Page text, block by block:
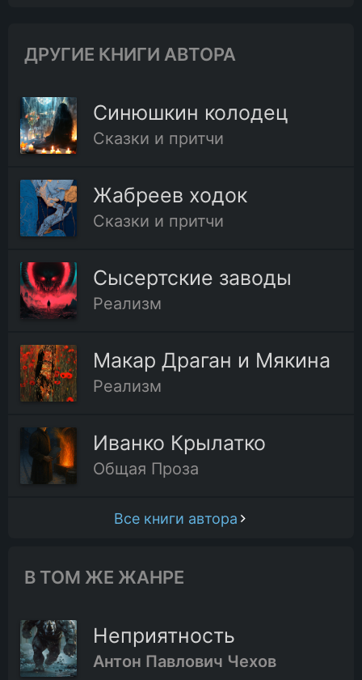
ДРУГИЕ КНИГИ АВТОРА
Синюшкин колодец
Сказки и притчи
Жабреев ходок
Сказки и притчи
Сысертские заводы
Реализм
Макар Драган и Мякина
Реализм
Иванко Крылатко
Общая Проза
Все книги автора
В ТОМ ЖЕ ЖАНРЕ
Неприятность
Антон Павлович Чехов